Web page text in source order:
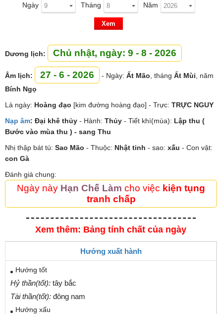
Ngày Tháng Năm
Xem
Dương lịch: Chủ nhật, ngày: 9 - 8 - 2026
Âm lịch: 27 - 6 - 2026 - Ngày: Ất Mão , tháng Ất Mùi , năm
Bính Ngọ
Là ngày: Hoàng đạo [kim đường hoàng đạo] - Trực: TRỰC NGUY
Nạp âm: Đại khê thủy - Hành: Thủy - Tiết khí(mùa): Lập thu (
Bước vào mùa thu ) - sang Thu
Nhị thập bát tú: Sao Mão - Thuộc: Nhật tinh - sao: xấu - Con vật:
con Gà
Đánh giá chung:
Ngày này Hạn Chế Làm cho việc kiện tụng
tranh chấp
Xem thêm: Bảng tính chất của ngày
Hướng xuất hành
Hướng tốt
Hỷ thần(tốt): tây bắc
Tài thần(tốt): đông nam
Hướng xấu